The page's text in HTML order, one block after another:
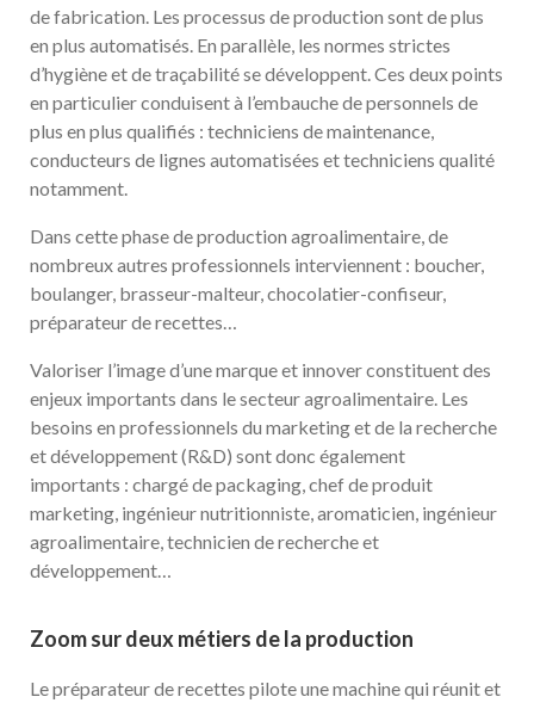
de fabrication. Les processus de production sont de plus
en plus automatisés. En parallèle, les normes strictes
d’hygiène et de traçabilité se développent. Ces deux points
en particulier conduisent à l’embauche de personnels de
plus en plus qualifiés : techniciens de maintenance,
conducteurs de lignes automatisées et techniciens qualité
notamment.
Dans cette phase de production agroalimentaire, de
nombreux autres professionnels interviennent : boucher,
boulanger, brasseur-malteur, chocolatier-confiseur,
préparateur de recettes…
Valoriser l’image d’une marque et innover constituent des
enjeux importants dans le secteur agroalimentaire. Les
besoins en professionnels du marketing et de la recherche
et développement (R&D) sont donc également
importants : chargé de packaging, chef de produit
marketing, ingénieur nutritionniste, aromaticien, ingénieur
agroalimentaire, technicien de recherche et
développement…
Zoom sur deux métiers de la production
Le préparateur de recettes pilote une machine qui réunit et